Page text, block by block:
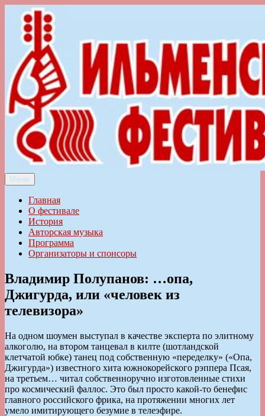
Перейти
содержимому
Ильменский фестиваль авторской песни
Меню
Главная
О фестивале
История
Авторская музыка
Программа
Организаторы и спонсоры
Владимир Полупанов: …опа,
Джигурда, или «человек из
телевизора»
На одном шоумен выступал в качестве эксперта по элитному
алкоголю, на втором танцевал в килте (шотландской
клетчатой юбке) танец под собственную «переделку» («Опа,
Джигурда») известного хита южнокорейского рэппера Псая,
на третьем… читал собственноручно изготовленные стихи
про космический фаллос. Это был просто какой-то бенефис
главного российского фрика, на протяжении многих лет
умело имитирующего безумие в телеэфире.